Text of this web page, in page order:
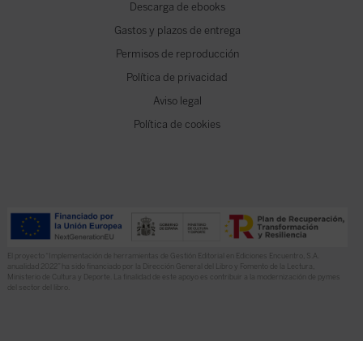
Descarga de ebooks
Gastos y plazos de entrega
Permisos de reproducción
Política de privacidad
Aviso legal
Política de cookies
El proyecto “Implementación de herramientas de Gestión Editorial en Ediciones Encuentro, S.A.
anualidad 2022” ha sido financiado por la Dirección General del Libro y Fomento de la Lectura,
Ministerio de Cultura y Deporte. La finalidad de este apoyo es contribuir a la modernización de pymes
del sector del libro.